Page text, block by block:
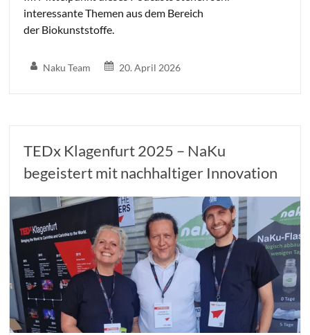
interessante Themen aus dem Bereich
der Biokunststoffe.
Naku Team 20. April 2026
TEDx Klagenfurt 2025 – NaKu
begeistert mit nachhaltiger Innovation